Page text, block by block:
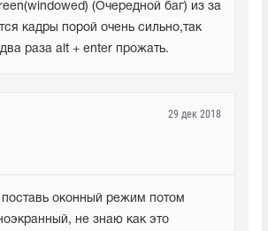
(Очередной баг) из за
кадры порой очень сильно,так
раза alt + enter прожать.
29 дек 2018
поставь оконный режим потом
не знаю как это